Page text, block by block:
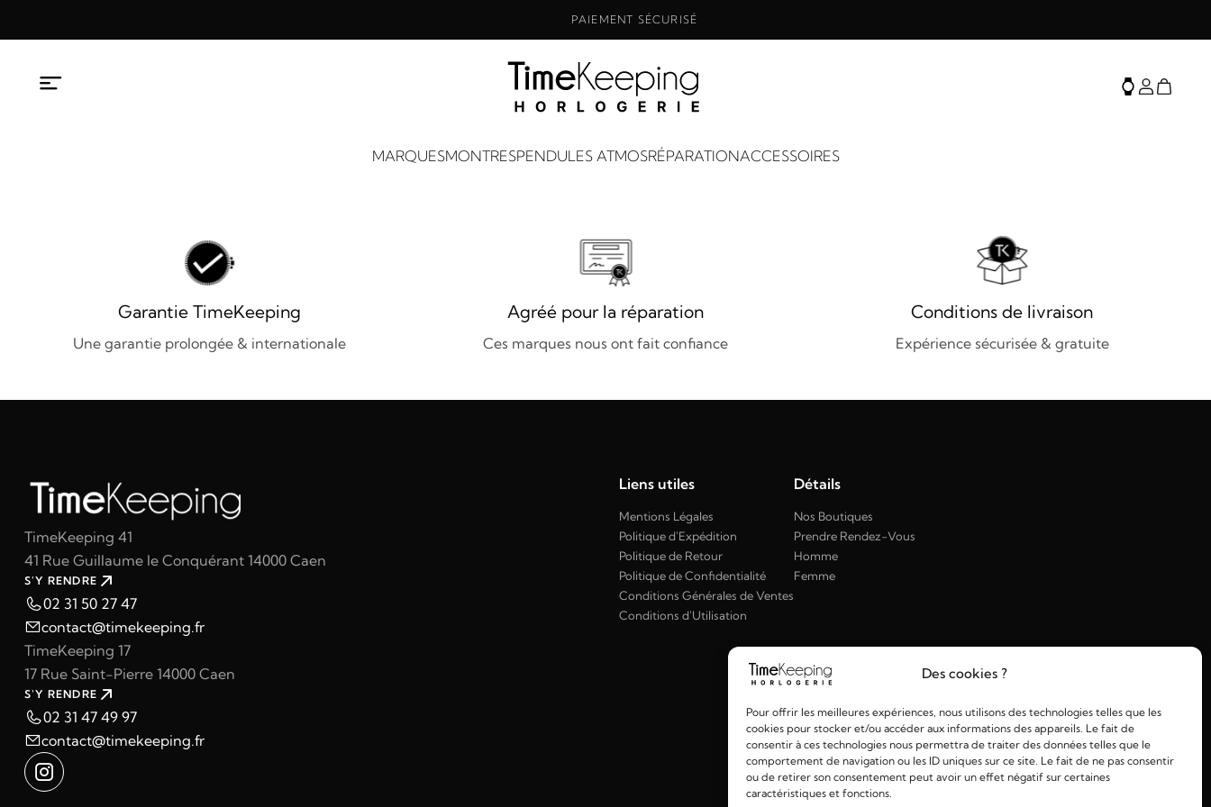
Des cookies ?
Pour offrir les meilleures expériences, nous utilisons des technologies telles que les
cookies pour stocker et/ou accéder aux informations des appareils. Le fait de
consentir à ces technologies nous permettra de traiter des données telles que le
comportement de navigation ou les ID uniques sur ce site. Le fait de ne pas consentir
ou de retirer son consentement peut avoir un effet négatif sur certaines
caractéristiques et fonctions.
PAIEMENT SÉCURISÉ
MARQUESMONTRESPENDULES ATMOSRÉPARATIONACCESSOIRES
Garantie TimeKeeping
Une garantie prolongée & internationale
Agréé pour la réparation
Ces marques nous ont fait confiance
Conditions de livraison
Expérience sécurisée & gratuite
TimeKeeping 41
41 Rue Guillaume le Conquérant 14000 Caen
S'Y RENDRE
02 31 50 27 47
contact@timekeeping.fr
TimeKeeping 17
17 Rue Saint-Pierre 14000 Caen
S'Y RENDRE
02 31 47 49 97
contact@timekeeping.fr
Liens utiles
Mentions Légales
Politique d'Expédition
Politique de Retour
Politique de Confidentialité
Conditions Générales de Ventes
Conditions d'Utilisation
Détails
Nos Boutiques
Prendre Rendez-Vous
Homme
Femme